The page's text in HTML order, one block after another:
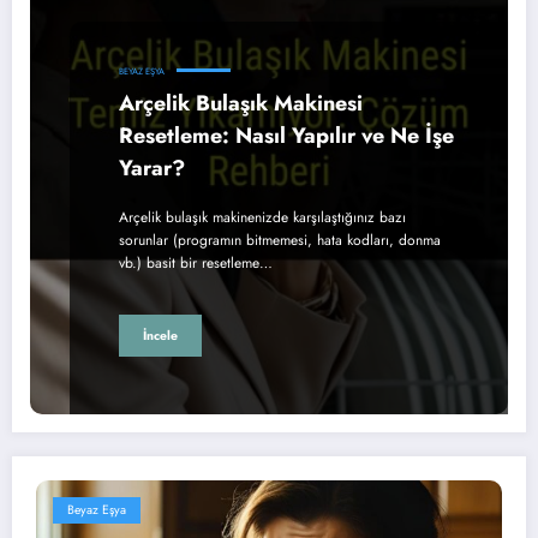
BEYAZ EŞYA
Arçelik Bulaşık Makinesi
Resetleme: Nasıl Yapılır ve Ne İşe
Yarar?
Arçelik bulaşık makinenizde karşılaştığınız bazı
sorunlar (programın bitmemesi, hata kodları, donma
vb.) basit bir resetleme…
İncele
Beyaz Eşya